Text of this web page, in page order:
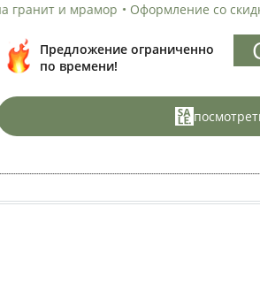
• Оформление со скидкой • Установка
Предложение ограниченно
по времени!